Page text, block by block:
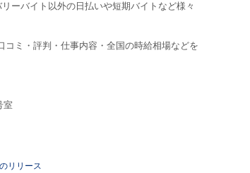
ーバイト以外の日払いや短期バイトなど様々
ミ・評判・仕事内容・全国の時給相場などを
室
リリース